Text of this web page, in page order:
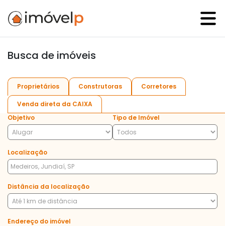
Busca de imóveis
Proprietários Construtoras Corretores
Venda direta da CAIXA
Objetivo
Tipo de Imóvel
Localização
Distância da localização
Endereço do imóvel